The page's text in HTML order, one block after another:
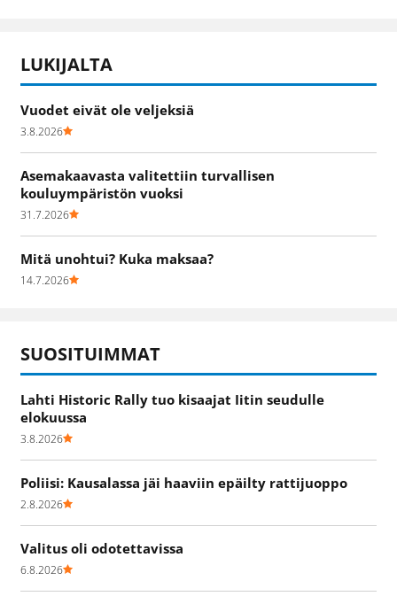
LUKIJALTA
Vuodet eivät ole veljeksiä
3.8.2026
Asemakaavasta valitettiin turvallisen
kouluympäristön vuoksi
31.7.2026
Mitä unohtui? Kuka maksaa?
14.7.2026
SUOSITUIMMAT
Lahti Historic Rally tuo kisaajat Iitin seudulle
elokuussa
3.8.2026
Poliisi: Kausalassa jäi haaviin epäilty rattijuoppo
2.8.2026
Valitus oli odotettavissa
6.8.2026